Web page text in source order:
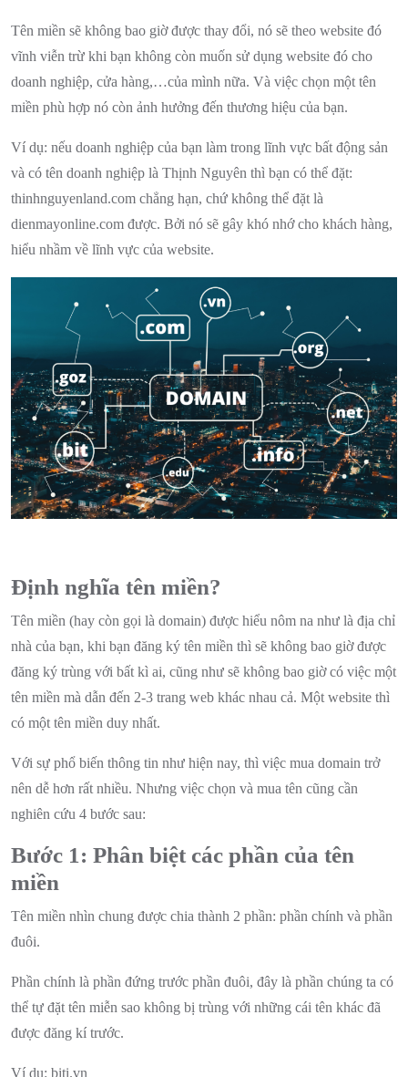
Tên miền sẽ không bao giờ được thay đổi, nó sẽ theo website đó
vĩnh viễn trừ khi bạn không còn muốn sử dụng website đó cho
doanh nghiệp, cửa hàng,…của mình nữa. Và việc chọn một tên
miền phù hợp nó còn ảnh hưởng đến thương hiệu của bạn.
Ví dụ: nếu doanh nghiệp của bạn làm trong lĩnh vực bất động sản
và có tên doanh nghiệp là Thịnh Nguyên thì bạn có thể đặt:
thinhnguyenland.com chẳng hạn, chứ không thể đặt là
dienmayonline.com được. Bởi nó sẽ gây khó nhớ cho khách hàng,
hiểu nhầm về lĩnh vực của website.
Định nghĩa tên miền?
Tên miền (hay còn gọi là domain) được hiểu nôm na như là địa chỉ
nhà của bạn, khi bạn đăng ký tên miền thì sẽ không bao giờ được
đăng ký trùng với bất kì ai, cũng như sẽ không bao giờ có việc một
tên miền mà dẫn đến 2-3 trang web khác nhau cả. Một website thì
có một tên miền duy nhất.
Với sự phổ biến thông tin như hiện nay, thì việc mua domain trở
nên dễ hơn rất nhiều. Nhưng việc chọn và mua tên cũng cần
nghiên cứu 4 bước sau:
Bước 1: Phân biệt các phần của tên
miền
Tên miền nhìn chung được chia thành 2 phần: phần chính và phần
đuôi.
Phần chính là phần đứng trước phần đuôi, đây là phần chúng ta có
thể tự đặt tên miễn sao không bị trùng với những cái tên khác đã
được đăng kí trước.
Ví dụ: biti.vn